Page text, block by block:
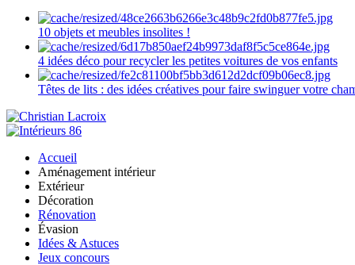
10 objets et meubles insolites !
4 idées déco pour recycler les petites voitures de vos enfants
Têtes de lits : des idées créatives pour faire swinguer votre
Accueil
Aménagement intérieur
Extérieur
Décoration
Rénovation
Évasion
Idées & Astuces
Jeux concours